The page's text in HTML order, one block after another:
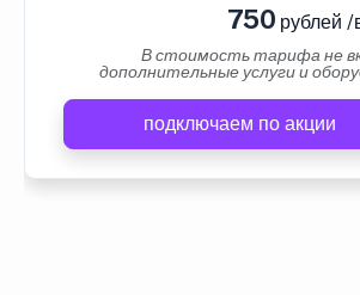
750 рублей
В стоимость тарифа не
дополнительные услуги и
подключаем по акции